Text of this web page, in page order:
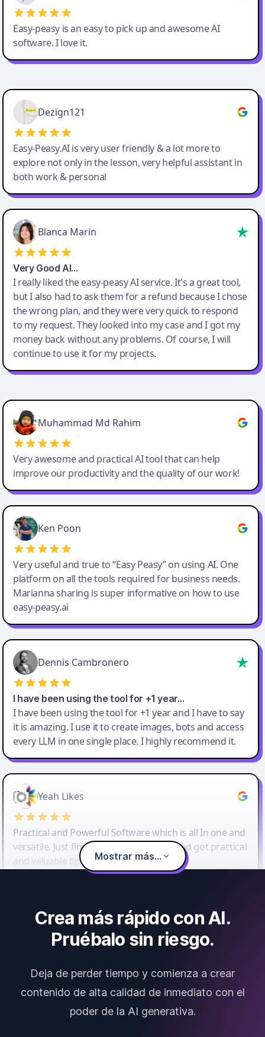
Easy-peasy is an easy to pick up and awesome AI
software. I love it.
Easy-Peasy AI
Dezign121
Easy-Peasy.AI is very user friendly & a lot more to
explore not only in the lesson, very helpful assistant in
both work & personal
Blanca Marin
Very Good AI…
I really liked the easy-peasy AI service. It's a great tool,
but I also had to ask them for a refund because I chose
the wrong plan, and they were very quick to respond
to my request. They looked into my case and I got my
money back without any problems. Of course, I will
continue to use it for my projects.
Easy-Peasy AI
Muhammad Md Rahim
Very awesome and practical AI tool that can help
improve our productivity and the quality of our work!
Ken Poon
Very useful and true to “Easy Peasy” on using AI. One
platform on all the tools required for business needs.
Marianna sharing is super informative on how to use
easy-peasy.ai
Dennis Cambronero
I have been using the tool for +1 year…
I have been using the tool for +1 year and I have to say
it is amazing. I use it to create images, bots and access
every LLM in one single place. I highly recommend it.
Yeah Likes
Practical and Powerful Software which is all In one and
versatile. Just finished their workshop and got practical
and valuable tips and tricks.
Mostrar más...
Crea más rápido con AI.
Pruébalo sin riesgo.
Deja de perder tiempo y comienza a crear
contenido de alta calidad de inmediato con el
poder de la AI generativa.